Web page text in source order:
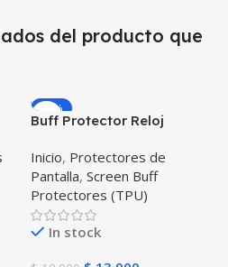
del producto que
-26%
Buff Protector Reloj
Samsung Galaxy Watch
Active 2
Inicio, Protectores de
Pantalla, Screen Buff
Protectores (TPU)
In stock